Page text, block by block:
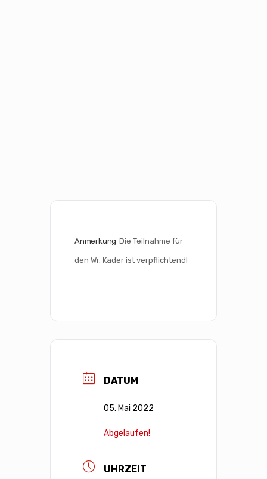
Anmerkung Die Teilnahme für
den Wr. Kader ist verpflichtend!
DATUM
05. Mai 2022
Abgelaufen!
UHRZEIT